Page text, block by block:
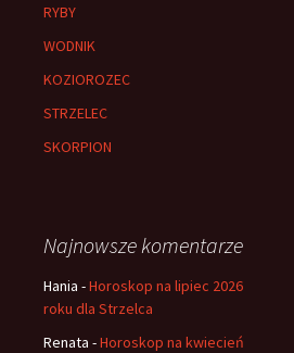
RYBY
WODNIK
KOZIOROZEC
STRZELEC
SKORPION
Najnowsze komentarze
Hania -Horoskop na lipiec 2026
roku dla Strzelca
Renata -Horoskop na kwiecień